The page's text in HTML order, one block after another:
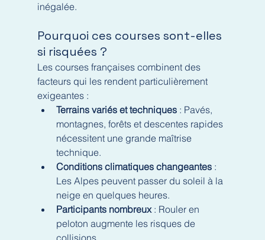
inégalée.
Pourquoi ces courses sont-elles
si risquées ?
Les courses françaises combinent des
facteurs qui les rendent particulièrement
exigeantes :
Terrains variés et techniques : Pavés,
montagnes, forêts et descentes rapides
nécessitent une grande maîtrise
technique.
Conditions climatiques changeantes :
Les Alpes peuvent passer du soleil à la
neige en quelques heures.
Participants nombreux : Rouler en
peloton augmente les risques de